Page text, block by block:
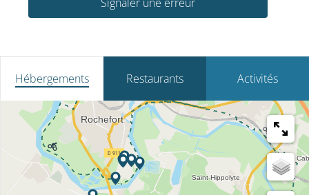
Hébergements Restaurants Activités